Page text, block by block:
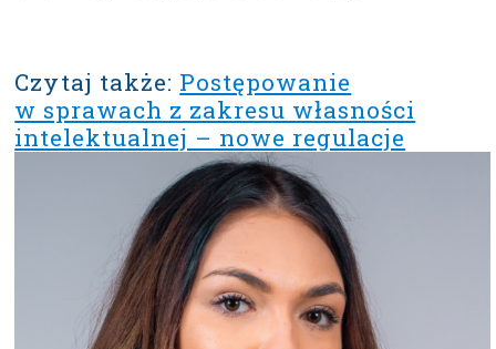
Czytaj także: Postępowanie
w sprawach z zakresu własności
intelektualnej – nowe regulacje